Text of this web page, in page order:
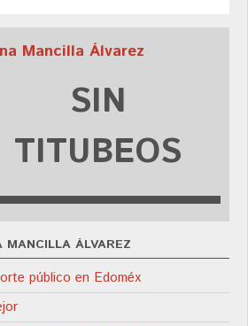
Mancilla Álvarez
SIN
TITUBEOS
ÁLVAREZ
público en Edoméx